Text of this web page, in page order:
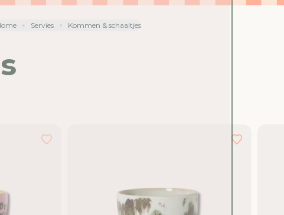
Servies Kommen & schaaltjes